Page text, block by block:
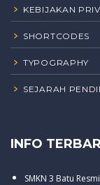
KEBIJAKAN
SHORTCODES
TYPOGRAPHY
SEJARAH
INFO
SMKN 3 Batu